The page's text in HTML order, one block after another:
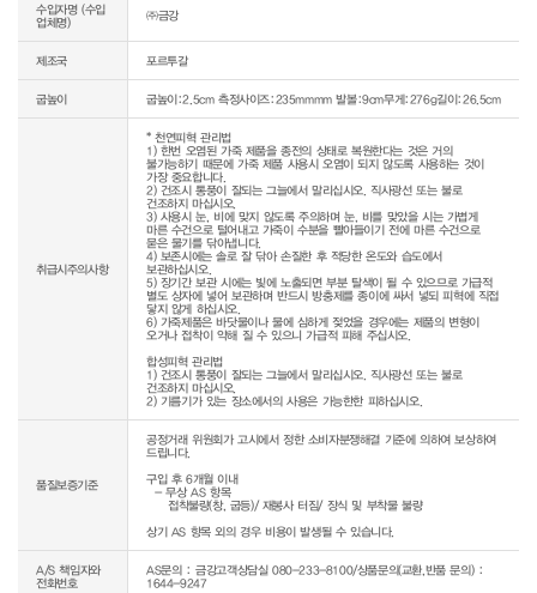
수입자명 (수입
업체명)
㈜금강
제조국 포르투갈
굽높이 굽높이:2.5cm 측정사이즈:235mmmm 발볼:9cm무게:276g길이:26.5cm
취급시주의사항
* 천연피혁 관리법
1) 한번 오염된 가죽 제품을 종전의 상태로 복원한다는 것은 거의
불가능하기 때문에 가죽 제품 사용시 오염이 되지 않도록 사용하는 것이
가장 중요합니다.
2) 건조시 통풍이 잘되는 그늘에서 말리십시오. 직사광선 또는 불로
건조하지 마십시오.
3) 사용시 눈, 비에 맞지 않도록 주의하며 눈, 비를 맞았을 시는 가볍게
마른 수건으로 털어내고 가죽이 수분을 빨아들이기 전에 마른 수건으로
묻은 물기를 닦아냅니다.
4) 보존시에는 솔로 잘 닦아 손질한 후 적당한 온도와 습도에서
보관하십시오.
5) 장기간 보관 시에는 빛에 노출되면 부분 탈색이 될 수 있으므로 가급적
별도 상자에 넣어 보관하며 반드시 방충제를 종이에 싸서 넣되 피혁에 직접
닿지 않게 하십시오.
6) 가죽제품은 바닷물이나 물에 심하게 젖었을 경우에는 제품의 변형이
오거나 접착이 약해 질 수 있으니 가급적 피해 주십시오.
합성피혁 관리법
1) 건조시 통풍이 잘되는 그늘에서 말리십시오. 직사광선 또는 불로
건조하지 마십시오.
품질보증기준
공정거래 위원회가 고시에서 정한 소비자분쟁해결 기준에 의하여 보상하여
드립니다.
구입 후 6개월 이내
  - 무상 AS 항목
상기 AS 항목 외의 경우 비용이 발생될 수 있습니다.
A/S 책임자와
전화번호
AS문의 : 금강고객상담실 080-233-8100/상품문의(교환,반품 문의) :
1644-9247